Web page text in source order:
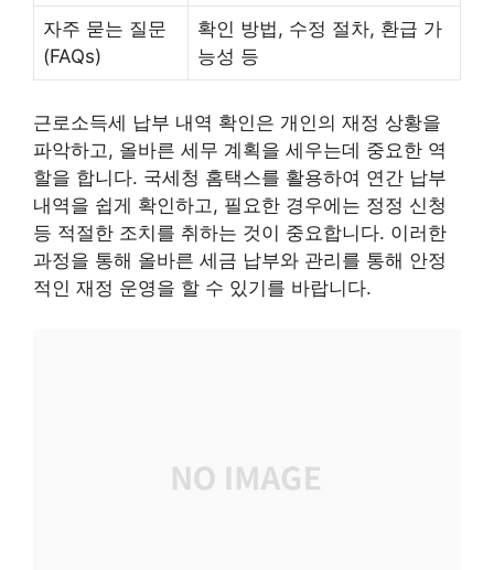
자주 묻는 질문
(FAQs)
확인 방법, 수정 절차, 환급 가
능성 등
근로소득세 납부 내역 확인은 개인의 재정 상황을
파악하고, 올바른 세무 계획을 세우는데 중요한 역
할을 합니다. 국세청 홈택스를 활용하여 연간 납부
내역을 쉽게 확인하고, 필요한 경우에는 정정 신청
등 적절한 조치를 취하는 것이 중요합니다. 이러한
과정을 통해 올바른 세금 납부와 관리를 통해 안정
적인 재정 운영을 할 수 있기를 바랍니다.